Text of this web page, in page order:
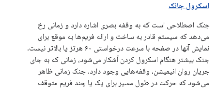
اسکرول جانک
جنک اصطلاحی است که به وقفه بصری اشاره دارد و زمانی رخ
می‌دهد که سیستم قادر به ساخت و ارائه فریم‌ها به موقع برای
نمایش آنها در صفحه با سرعت درخواستی ۶۰ هرتز یا بالاتر نیست.
جنک بیشتر هنگام اسکرول کردن آشکار می‌شود، زمانی که به جای
جریان روان انیمیشن، وقفه‌هایی وجود دارد. جنک زمانی ظاهر
می‌شود که حرکت در طول مسیر برای یک یا چند فریم متوقف